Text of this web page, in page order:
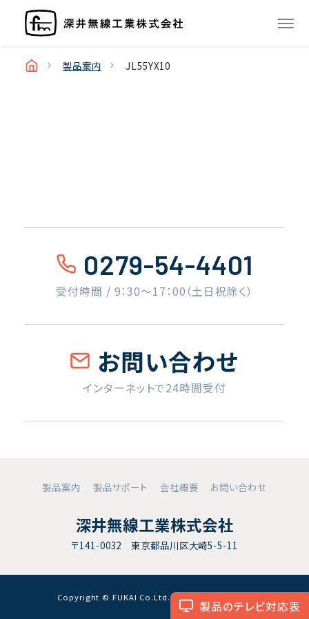
製品のテレビ対応表
製品案内 JL55YX10
0279-54-4401
受付時間 / 9：30〜17：00（土日祝除く）
お問い合わせ
インターネットで24時間受付
製品案内 製品サポート 会社概要 お問い合わせ
深井無線工業株式会社
〒141-0032 東京都品川区大崎5-5-11
Copyright © FUKAI Co.Ltd. All RightsReserved.